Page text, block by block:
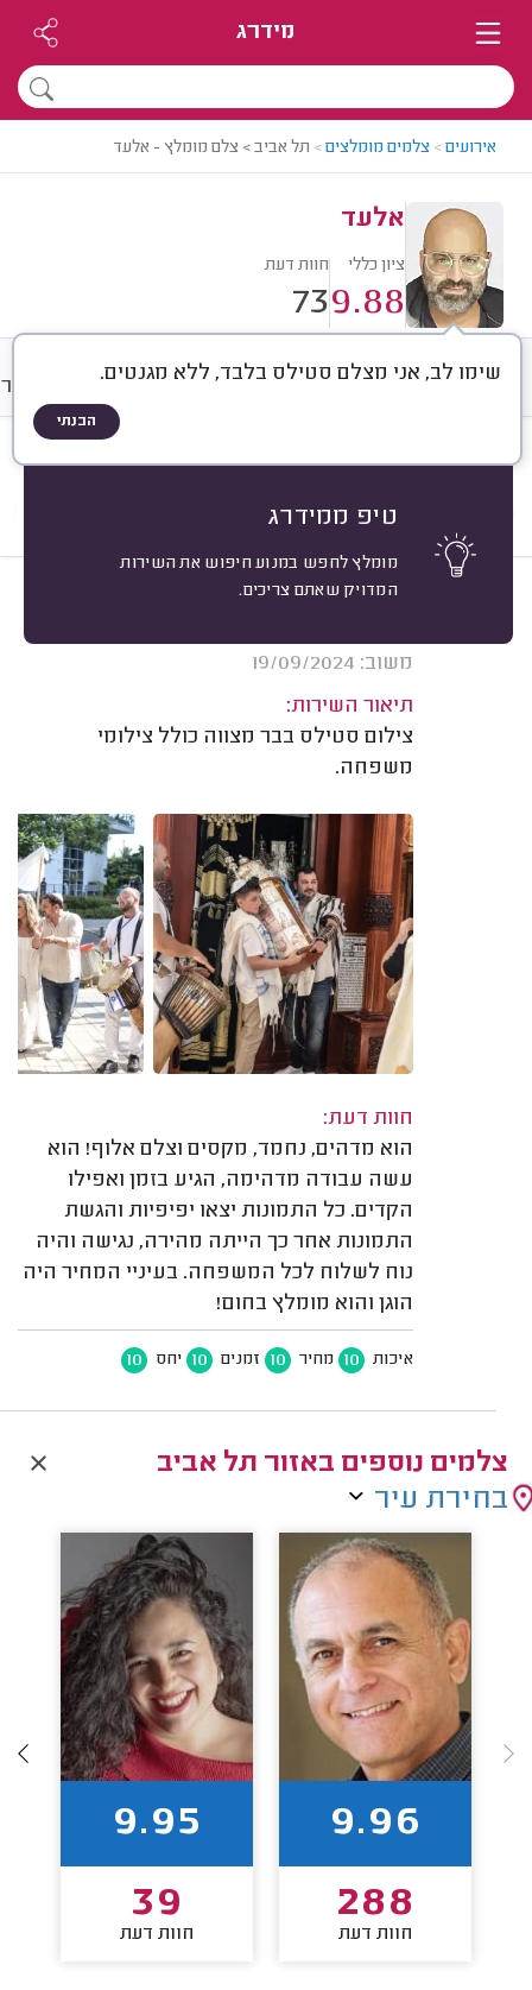
מידרג
אירועים> צלמים מומלצים> תל אביב > צלם מומלץ - אלעד
אלעד
ציון כללי
9.88
חוות דעת
73
שימו לב, אני מצלם סטילס בלבד, ללא מגנטים.
הבנתי
טיפ ממידרג
מומלץ לחפש במנוע חיפוש את השירות
המדויק שאתם צריכים.
חוות דעת מחירים ממוצע
צילום אירועים
הלנה אוחיון, תל אביב.
משוב: 19/09/2024
תיאור השירות:
צילום סטילס בבר מצווה כולל צילומי
משפחה.
חוות דעת:
הוא מדהים, נחמד, מקסים וצלם אלוף! הוא
עשה עבודה מדהימה, הגיע בזמן ואפילו
הקדים. כל התמונות יצאו יפיפיות והגשת
התמונות אחר כך הייתה מהירה, נגישה והיה
נוח לשלוח לכל המשפחה. בעיניי המחיר היה
הוגן והוא מומלץ בחום!
איכות 10 מחיר 10 זמנים 10 יחס 10
צלמים נוספים באזור תל אביב
בחירת עיר
9.96
288
חוות דעת
9.95
39
חוות דעת